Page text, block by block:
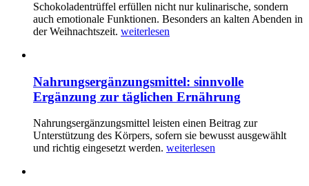
Schokoladentrüffel erfüllen nicht nur kulinarische, sondern
auch emotionale Funktionen. Besonders an kalten Abenden in
der Weihnachtszeit. weiterlesen
Nahrungsergänzungsmittel: sinnvolle
Ergänzung zur täglichen Ernährung
Nahrungsergänzungsmittel leisten einen Beitrag zur
Unterstützung des Körpers, sofern sie bewusst ausgewählt
und richtig eingesetzt werden. weiterlesen